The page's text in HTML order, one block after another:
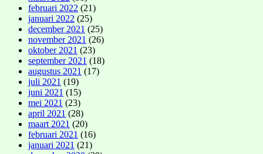
februari 2022 (21)
januari 2022 (25)
december 2021 (25)
november 2021 (26)
oktober 2021 (23)
september 2021 (18)
augustus 2021 (17)
juli 2021 (19)
juni 2021 (15)
mei 2021 (23)
april 2021 (28)
maart 2021 (20)
februari 2021 (16)
januari 2021 (21)